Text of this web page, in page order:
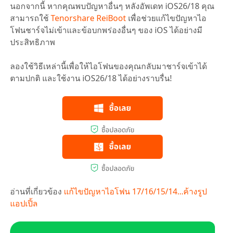
นอกจากนี้ หากคุณพบปัญหาอื่นๆ หลังอัพเดท iOS26/18 คุณ
สามารถใช้Tenorshare ReiBoot เพื่อช่วยแก้ไขปัญหาไอ
โฟนชาร์จไม่เข้าและข้อบกพร่องอื่นๆ ของ iOS ได้อย่างมี
ประสิทธิภาพ
ลองใช้วิธีเหล่านี้เพื่อให้ไอโฟนของคุณกลับมาชาร์จเข้าได้
ตามปกติ และใช้งาน iOS26/18 ได้อย่างราบรื่น!
อ่านที่เกี่ยวข้อง แก้ไขปัญหาไอโฟน 17/16/15/14...ค้างรูป
แอปเปิ้ล